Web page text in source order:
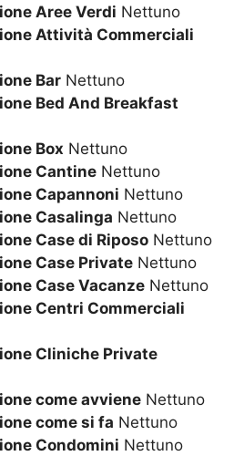
Aree Verdi Nettuno
Attività Commerciali
Bar Nettuno
Bed And Breakfast
Box Nettuno
Cantine Nettuno
Capannoni Nettuno
Casalinga Nettuno
Case di Riposo Nettuno
Case Private Nettuno
Case Vacanze Nettuno
Centri Commerciali
Cliniche Private
come avviene Nettuno
come si fa Nettuno
Condomini Nettuno